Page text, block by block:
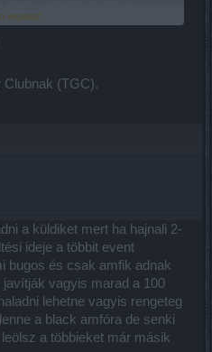
szintet bővítve a királyi
is adhatna úgy
remélem megszívlelik agyszer,
expand...
Clubnak (TGC).
a küldiket mert ha hajnali 2-
ideje a többit event
bugos és csak amfik adnak
vagyis marad a 100
lehetne vagyis rengeteg
a black amfóra de senki
a többieket már másik